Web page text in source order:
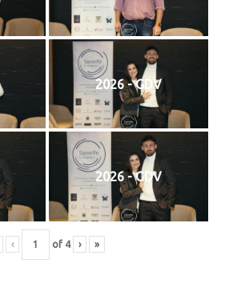
2026 - GDV
2026 - GDV
‹ of 4 › »